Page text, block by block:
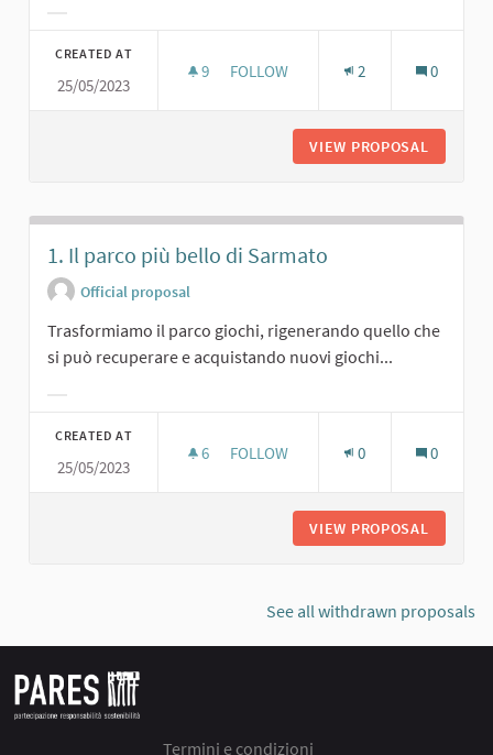
CREATED AT
25/05/2023
9 9 FOLLOWERS
FOLLOW 2 0
VIEW PROPOSAL
1. Il parco più bello di Sarmato
Official proposal
Trasformiamo il parco giochi, rigenerando quello che
si può recuperare e acquistando nuovi giochi...
CREATED AT
25/05/2023
6 6 FOLLOWERS
FOLLOW 0 0
VIEW PROPOSAL
See all withdrawn proposals
Termini e condizioni